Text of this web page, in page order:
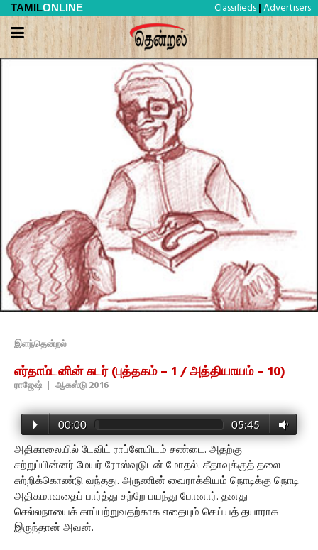
TAMILONLINE Classifieds | Advertisers
இளந்தென்றல்
எர்தாம்டனின் சுடர் (புத்தகம் – 1 / அத்தியாயம் – 10)
ராஜேஷ் | ஆகஸ்டு 2016
00:00 05:45
அதிகாலையில் டேவிட் ராப்ளேயிடம் சண்டை. அதற்கு
சற்றுப்பின்னர் மேயர் ரோஸ்வுடுடன் மோதல். கீதாவுக்குத் தலை
சுற்றிக்கொண்டு வந்தது. அருணின் வைராக்கியம் நொடிக்கு நொடி
அதிகமாவதைப் பார்த்து சற்றே பயந்து போனார். தனது
செல்லநாயைக் காப்பற்றுவதற்காக எதையும் செய்யத் தயாராக
இருந்தான் அவன்.